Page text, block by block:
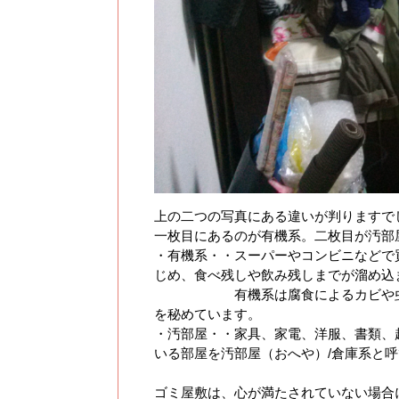
上の二つの写真にある違いが判ります
一枚目にあるのが有機系。二枚目が汚
・有機系・・スーパーやコンビニなど
じめ、食べ残しや飲み残しまでが溜め
有機系は腐食によるカビや虫の
を秘めています。
・汚部屋・・家具、家電、洋服、書類
いる部屋を汚部屋（おへや）/倉庫系と
ゴミ屋敷は、心が満たされていない場